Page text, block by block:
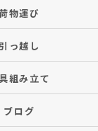
物運び
っ越し
組み立て
ブログ